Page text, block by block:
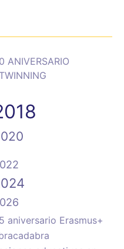
ANIVERSARIO
aniversario Erasmus+